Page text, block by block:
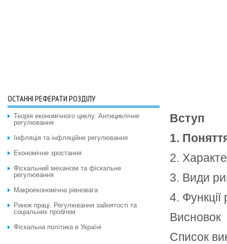
Вступ
1.
2.
3. Види
4. Функції
Висновок
Список
ОСТАННІ РЕФЕРАТИ РОЗДІЛУ
Теорія економічного циклу. Антициклічне
регулювання
Інфляція та інфляційне регулювання
Економічне зростання
Фіскальний механізм та фіскальне
регулювання
Макроекономічна рівновага
Ринок праці. Регулювання зайнятості та
соціальних проблем
Фіскальна політика в Україні